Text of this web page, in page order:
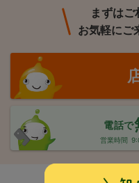
まずは
お気軽にご
電話で
営業時間